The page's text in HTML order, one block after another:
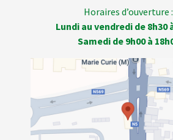
Horaires d’ouverture :
Lundi au vendredi de 8h30
Samedi de 9h00 à